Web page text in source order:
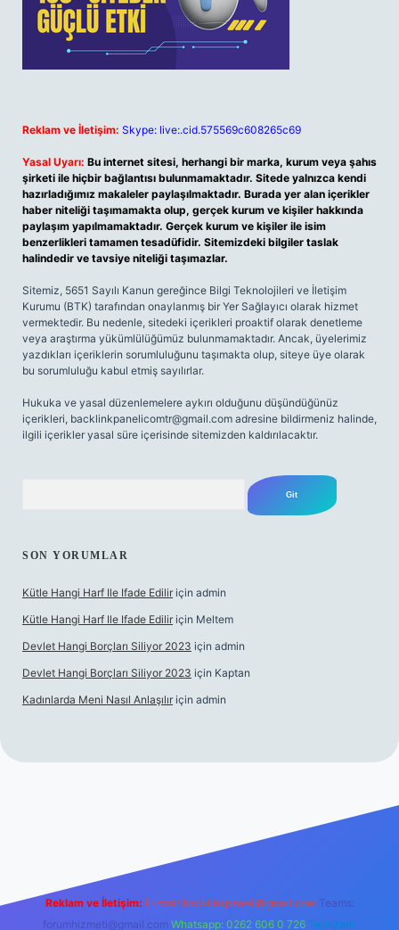
Reklam ve İletişim: Skype: live:.cid.575569c608265c69
Yasal Uyarı: Bu internet sitesi, herhangi bir marka, kurum veya şahıs
şirketi ile hiçbir bağlantısı bulunmamaktadır. Sitede yalnızca kendi
hazırladığımız makaleler paylaşılmaktadır. Burada yer alan içerikler
haber niteliği taşımamakta olup, gerçek kurum ve kişiler hakkında
paylaşım yapılmamaktadır. Gerçek kurum ve kişiler ile isim
benzerlikleri tamamen tesadüfidir. Sitemizdeki bilgiler taslak
halindedir ve tavsiye niteliği taşımazlar.
Sitemiz, 5651 Sayılı Kanun gereğince Bilgi Teknolojileri ve İletişim
Kurumu (BTK) tarafından onaylanmış bir Yer Sağlayıcı olarak hizmet
vermektedir. Bu nedenle, sitedeki içerikleri proaktif olarak denetleme
veya araştırma yükümlülüğümüz bulunmamaktadır. Ancak, üyelerimiz
yazdıkları içeriklerin sorumluluğunu taşımakta olup, siteye üye olarak
bu sorumluluğu kabul etmiş sayılırlar.
Hukuka ve yasal düzenlemelere aykırı olduğunu düşündüğünüz
içerikleri, backlinkpanelicomtr@gmail.com adresine bildirmeniz halinde,
ilgili içerikler yasal süre içerisinde sitemizden kaldırılacaktır.
SON YORUMLAR
Kütle Hangi Harf Ile Ifade Edilir için admin
Kütle Hangi Harf Ile Ifade Edilir için Meltem
Devlet Hangi Borçları Siliyor 2023 için admin
Devlet Hangi Borçları Siliyor 2023 için Kaptan
Kadınlarda Meni Nasıl Anlaşılır için admin
Betexper giriş adresi
Reklam ve İletişim: E-mail: backlinkpaneli@gmail.com Teams:
forumhizmeti@gmail.com Whatsapp: 0262 606 0 726 Telegram: